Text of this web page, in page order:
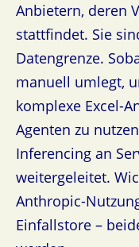
Anbietern, deren
stattfindet. Sie
Datengrenze.
manuell umlegt,
komplexe Excel-
Agenten zu
Inferencing an
weitergeleitet.
Anthropic-
Einfallstore –